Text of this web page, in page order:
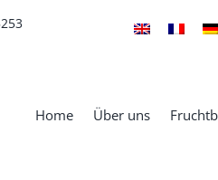
Home Über uns